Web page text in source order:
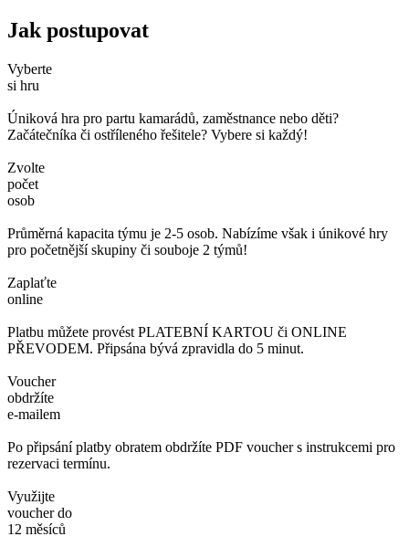
Jak postupovat
Vyberte
si hru
Úniková hra pro partu kamarádů, zaměstnance nebo děti?
Začátečníka či ostříleného řešitele? Vybere si každý!
Zvolte
počet
osob
Průměrná kapacita týmu je 2-5 osob. Nabízíme však i únikové hry
pro početnější skupiny či souboje 2 týmů!
Zaplaťte
online
Platbu můžete provést PLATEBNÍ KARTOU či ONLINE
PŘEVODEM. Připsána bývá zpravidla do 5 minut.
Voucher
obdržíte
e-mailem
Po připsání platby obratem obdržíte PDF voucher s instrukcemi pro
rezervaci termínu.
Využijte
voucher do
12 měsíců